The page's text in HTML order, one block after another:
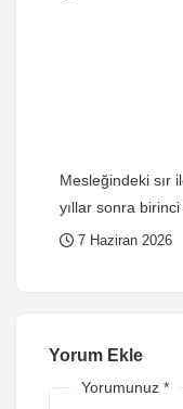
Mesleğindeki sır
yıllar sonra birinci
7 Haziran 2026
Yorum Ekle
Yorumunuz *